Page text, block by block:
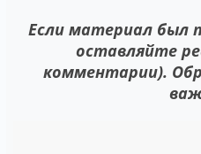
Если материал был
оставляйте
комментарии).